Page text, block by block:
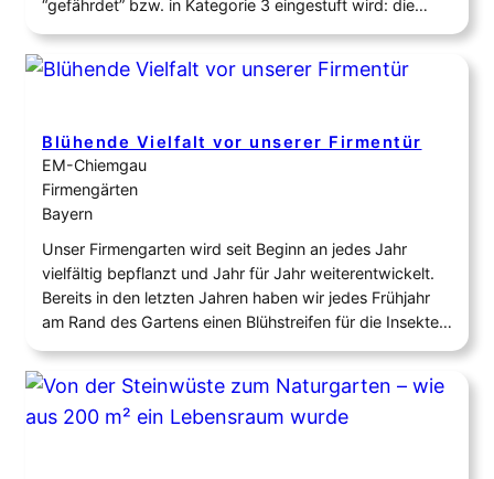
“gefährdet” bzw. in Kategorie 3 eingestuft wird: die
Östliche Zwerg-Wollbiene oder Distel-Wollbiene
(Anthidium nanum). Das hat uns mehr als gefreut! 🥰 Wie
alles begann… Ein Beet für die Gartenwollbiene
Blühende Vielfalt vor unserer Firmentür
EM-Chiemgau
Firmengärten
Bayern
Unser Firmengarten wird seit Beginn an jedes Jahr
vielfältig bepflanzt und Jahr für Jahr weiterentwickelt.
Bereits in den letzten Jahren haben wir jedes Frühjahr
am Rand des Gartens einen Blühstreifen für die Insekten
gepflanzt und auch dieses Jahr durfte sich der Garten
wieder in ein buntes Blütenmeer verwandeln. Die Fläche
für die Blühstreifen ist nun…